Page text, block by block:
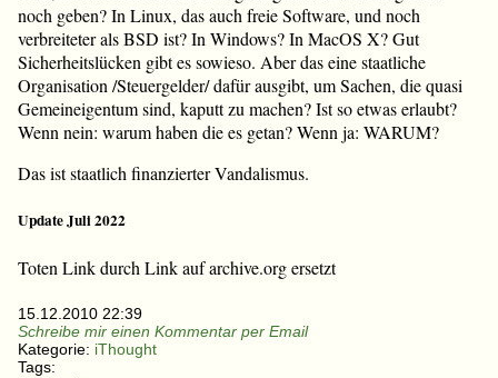
noch geben? In Linux, das auch freie Software, und noch
verbreiteter als BSD ist? In Windows? In MacOS X? Gut
Sicherheitslücken gibt es sowieso. Aber das eine staatliche
Organisation /Steuergelder/ dafür ausgibt, um Sachen, die quasi
Gemeineigentum sind, kaputt zu machen? Ist so etwas erlaubt?
Wenn nein: warum haben die es getan? Wenn ja: WARUM?
Das ist staatlich finanzierter Vandalismus.
Update Juli 2022
Toten Link durch Link auf archive.org ersetzt
15.12.2010 22:39
Schreibe mir einen Kommentar per Email
Kategorie: iThought
Tags: